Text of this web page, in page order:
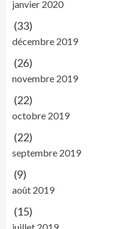
janvier 2020
(33)
décembre 2019
(26)
novembre 2019
(22)
octobre 2019
(22)
septembre 2019
(9)
août 2019
(15)